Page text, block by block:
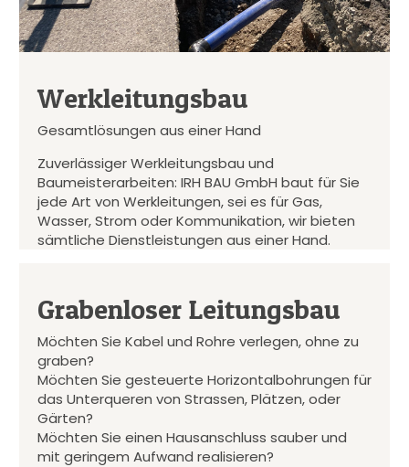
Werkleitungsbau
Gesamtlösungen aus einer Hand
Zuverlässiger Werkleitungsbau und
Baumeisterarbeiten: IRH BAU GmbH baut für Sie
jede Art von Werkleitungen, sei es für Gas,
Wasser, Strom oder Kommunikation, wir bieten
sämtliche Dienstleistungen aus einer Hand.
Grabenloser Leitungsbau
Möchten Sie Kabel und Rohre verlegen, ohne zu
graben?
Möchten Sie gesteuerte Horizontalbohrungen für
das Unterqueren von Strassen, Plätzen, oder
Gärten?
Möchten Sie einen Hausanschluss sauber und
mit geringem Aufwand realisieren?